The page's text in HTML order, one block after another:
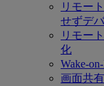
リモー
せずデ
リモー
化
Wake-
画面共有